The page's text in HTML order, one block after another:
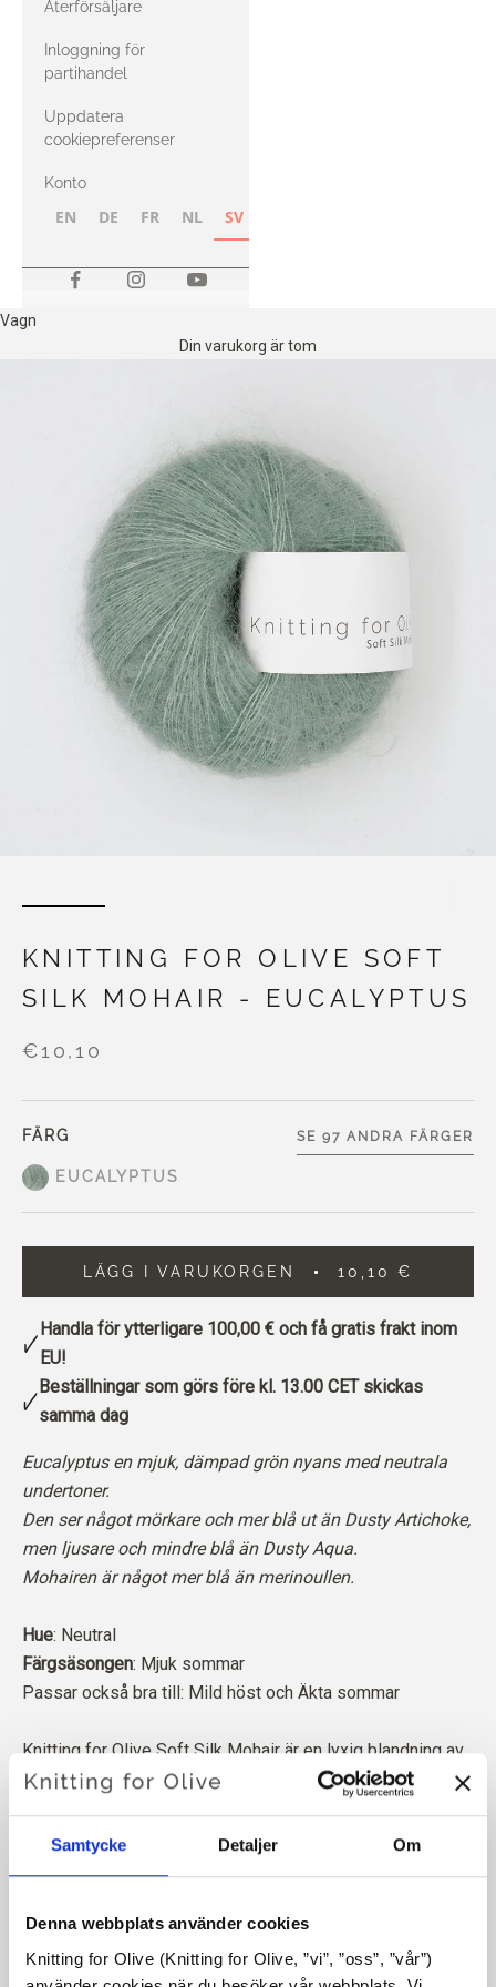
Samtycke Detaljer Om
Denna webbplats använder cookies
Knitting for Olive (Knitting for Olive, ”vi”, ”oss”, ”vår”)
med Heavy
Merino
Återförsäljare
Inloggning för
partihandel
Uppdatera
cookiepreferenser
Konto
EN DE FR NL SV
Vagn
Din varukorg är tom
KNITTING FOR OLIVE SOFT
SILK MOHAIR - EUCALYPTUS
€10,10
FÄRG
EUCALYPTUS
SE 97 ANDRA FÄRGER
LÄGG I VARUKORGEN 10,10 €
Handla för ytterligare 100,00 €och få gratis frakt inom
EU!
Beställningar som görs före kl. 13.00 CET skickas
samma dag
Eucalyptus en mjuk, dämpad grön nyans med neutrala
undertoner.
Den ser något mörkare och mer blå ut än Dusty Artichoke,
men ljusare och mindre blå än Dusty Aqua.
Mohairen är något mer blå än merinoullen.
Hue: Neutral
Färgsäsongen: Mjuk sommar
Passar också bra till: Mild höst och Äkta sommar
Knitting for Olive Soft Silk Mohair är en lyxig blandning av
den finaste Kid Mohair och mullbärssilke.
Vår mohair kommer från angoragetter som fötts upp i
att vi vet exakt vilka gårdar, bönder och getter vår ull
kommer från.